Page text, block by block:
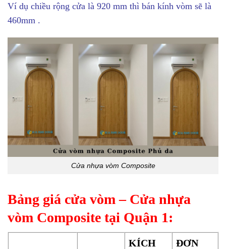
Ví dụ chiều rộng cửa là 920 mm thì bán kính vòm sẽ là
460mm .
Cửa nhựa vòm Composite
Bảng giá cửa vòm – Cửa nhựa
vòm Composite tại Quận 1:
KÍCH
ĐƠN